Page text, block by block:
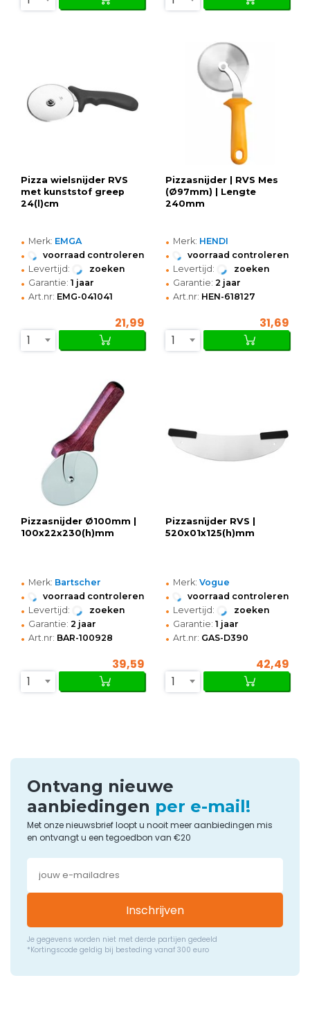
Pizza wielsnijder RVS
met kunststof greep
24(l)cm
• Merk: EMGA
• voorraad controleren
• Levertijd: zoeken
• Garantie: 1 jaar
• Art.nr: EMG-041041
21,99
1
Pizzasnijder | RVS Mes
(Ø97mm) | Lengte
240mm
• Merk: HENDI
• voorraad controleren
• Levertijd: zoeken
• Garantie: 2 jaar
• Art.nr: HEN-618127
31,69
1
Pizzasnijder Ø100mm |
100x22x230(h)mm
• Merk: Bartscher
• voorraad controleren
• Levertijd: zoeken
• Garantie: 2 jaar
• Art.nr: BAR-100928
39,59
1
Pizzasnijder RVS |
520x01x125(h)mm
• Merk: Vogue
• voorraad controleren
• Levertijd: zoeken
• Garantie: 1 jaar
• Art.nr: GAS-D390
42,49
1
Ontvang nieuwe
aanbiedingen per e-mail!
Met onze nieuwsbrief loopt u nooit meer aanbiedingen mis
en ontvangt u een tegoedbon van €20
Inschrijven
Je gegevens worden niet met derde partijen gedeeld
*Kortingscode geldig bij besteding vanaf 300 euro